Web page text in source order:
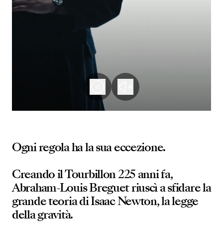
Ogni regola ha la sua eccezione.
Creando il Tourbillon 225 anni fa,
Abraham-Louis Breguet riuscì a sfidare la
grande teoria di Isaac Newton, la legge
della gravità.